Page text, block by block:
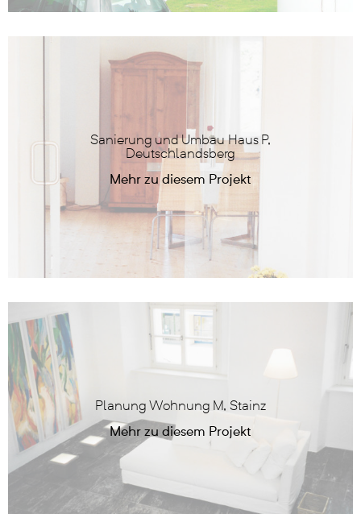
Sanierung und Umbau Haus P,
Deutschlandsberg
Planung Wohnung M, Stainz